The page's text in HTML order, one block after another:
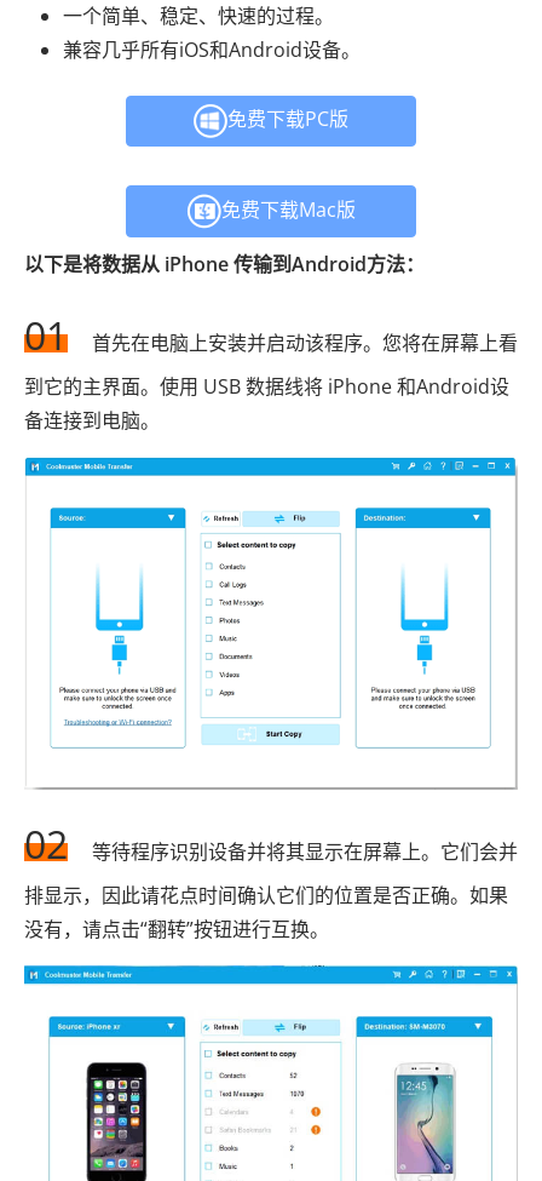
一个简单、稳定、快速的过程。
兼容几乎所有iOS和Android设备。
免费下载PC版
免费下载Mac版
以下是将数据从 iPhone 传输到Android方法：
01
首先在电脑上安装并启动该程序。您将在屏幕上看
到它的主界面。使用 USB 数据线将 iPhone 和Android设
备连接到电脑。
02
等待程序识别设备并将其显示在屏幕上。它们会并
排显示，因此请花点时间确认它们的位置是否正确。如果
没有，请点击“翻转”按钮进行互换。